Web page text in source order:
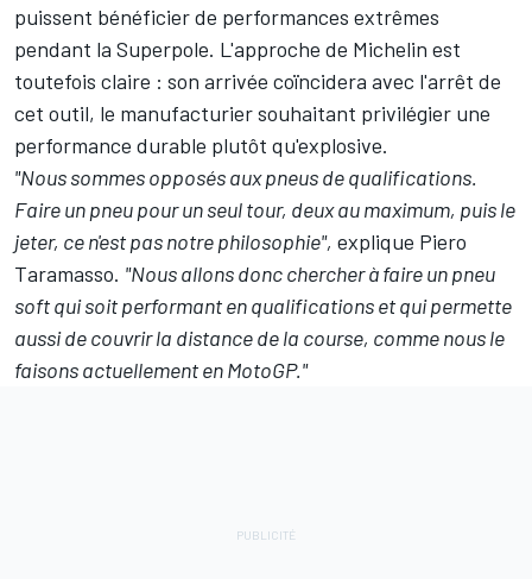
puissent bénéficier de performances extrêmes
pendant la Superpole. L'approche de Michelin est
toutefois claire : son arrivée coïncidera avec l'arrêt de
cet outil, le manufacturier souhaitant privilégier une
performance durable plutôt qu'explosive.
"Nous sommes opposés aux pneus de qualifications.
Faire un pneu pour un seul tour, deux au maximum, puis le
jeter, ce n'est pas notre philosophie", explique Piero
Taramasso. "Nous allons donc chercher à faire un pneu
soft qui soit performant en qualifications et qui permette
aussi de couvrir la distance de la course, comme nous le
faisons actuellement en MotoGP."